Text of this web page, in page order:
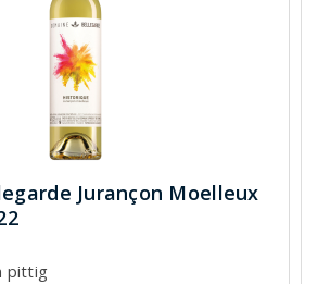
Jurançon Moelleux
pittig